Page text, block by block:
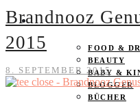
PRODUKTTESTER
FOOD &
BEAUTY
BABY &
BLOGGER
BÜCHER
Brandnooz
2015
8. SEPTEMBER 2015